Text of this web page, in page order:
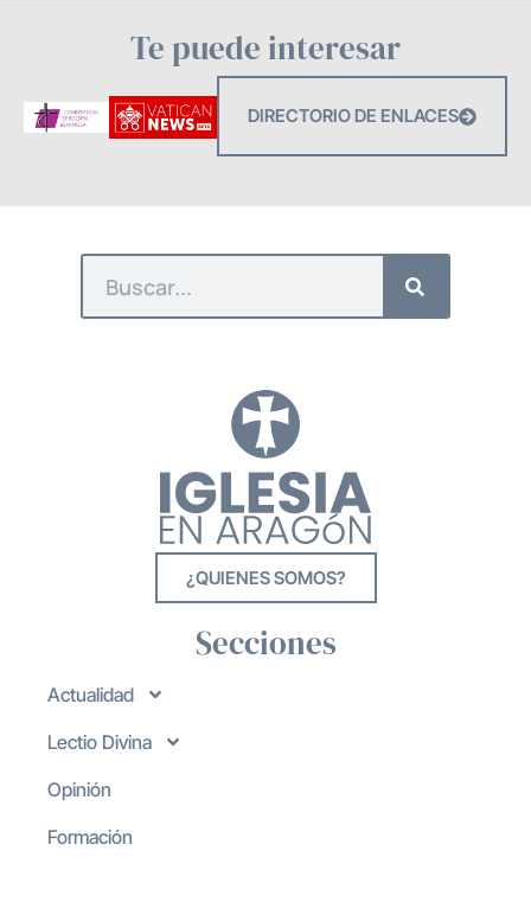
Te puede interesar
DIRECTORIO DE ENLACES
¿QUIENES SOMOS?
Secciones
Actualidad
Lectio Divina
Opinión
Formación